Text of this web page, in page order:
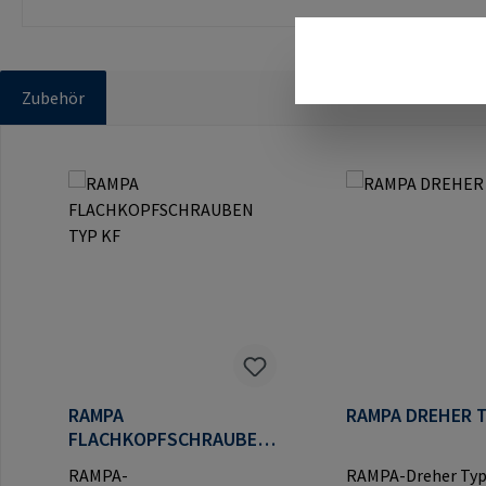
Zubehör
RAMPA
FLACHKOPFSCHRAUBEN
RAMPA-
RAMPA DREHER
RAMPA-Dreher